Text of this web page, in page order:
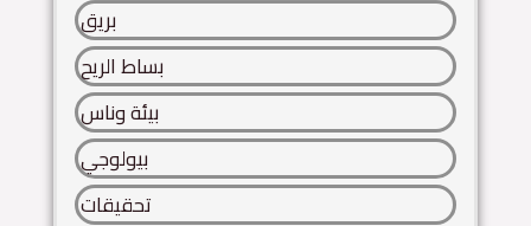
بريق
بساط الريح
بيئة وناس
بيولوجي
تحقيقات